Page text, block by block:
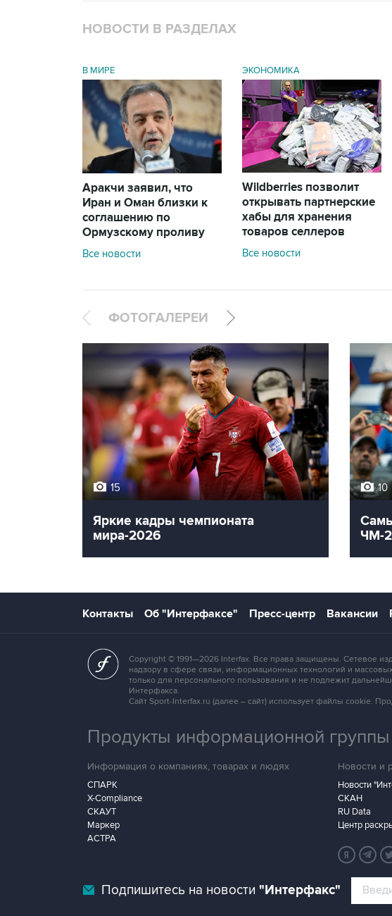
НОВОСТИ В РАЗДЕЛАХ
В МИРЕ
Аракчи заявил, что
Иран и Оман близки к
соглашению по
Ормузскому проливу
Все новости
ЭКОНОМИКА
Wildberries позволит
открывать партнерские
хабы для хранения
товаров селлеров
Все новости
ФОТОГАЛЕРЕИ
15
Яркие кадры чемпионата
мира-2026
10
ЧМ-
Контакты Об "Интерфаксе" Пресс-центр Вакансии
Copyright © 1991—2026 Interfax. Все права защищены. Сетевое
надзору в сфере связи, информационных технологий и
только для персонального пользования и не подлежит
Интерфакса.
Сайт Sport-Interfax.ru (далее – сайт) использует файлы cookie.
Продукты информационной
Информация о компаниях, товарах и людях
СПАРК
X-Compliance
СКАУТ
Маркер
АСТРА
Новости и
Новости
СКАН
RU Data
Центр
Подпишитесь на новости "Интерфакс"